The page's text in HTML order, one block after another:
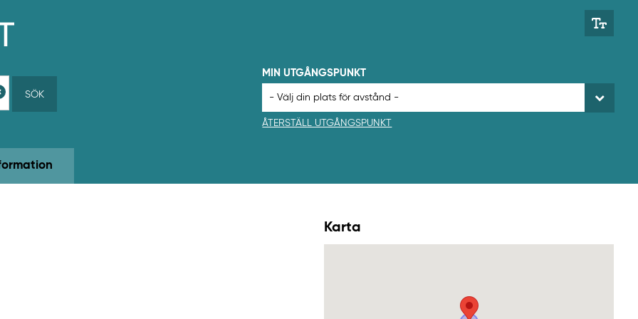
SÖK
MIN UTGÅNGSPUNKT
ÅTERSTÄLL UTGÅNGSPUNKT
Karta